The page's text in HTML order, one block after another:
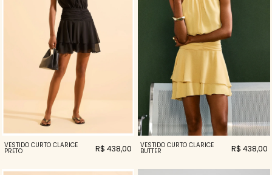
VESTIDO CURTO CLARICE
PRETO R$ 438,00 VESTIDO CURTO CLARICE
BUTTER R$ 438,00